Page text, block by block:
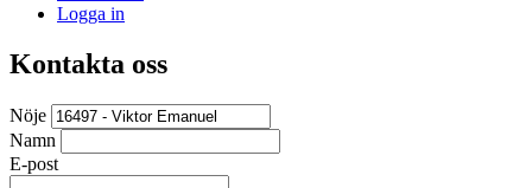
Logga in
Kontakta oss
Nöje
Namn
E-post